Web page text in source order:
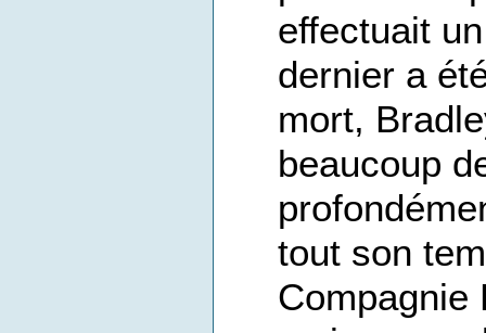
effectuait
dernier a
mort,
beaucoup
tout son
Compagnie